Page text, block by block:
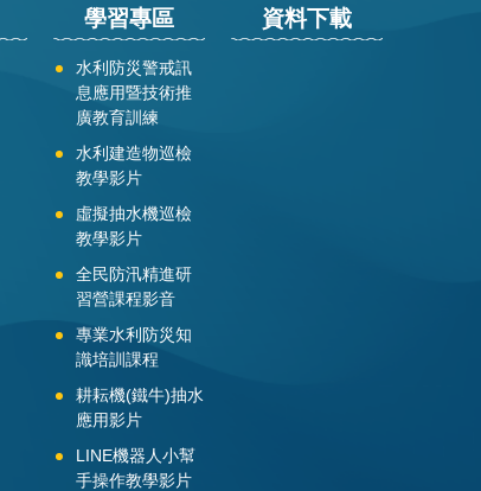
學習專區
水利防災警戒訊
息應用暨技術推
廣教育訓練
水利建造物巡檢
教學影片
虛擬抽水機巡檢
教學影片
全民防汛精進研
習營課程影音
專業水利防災知
識培訓課程
耕耘機(鐵牛)抽水
應用影片
LINE機器人小幫
手操作教學影片
資料下載